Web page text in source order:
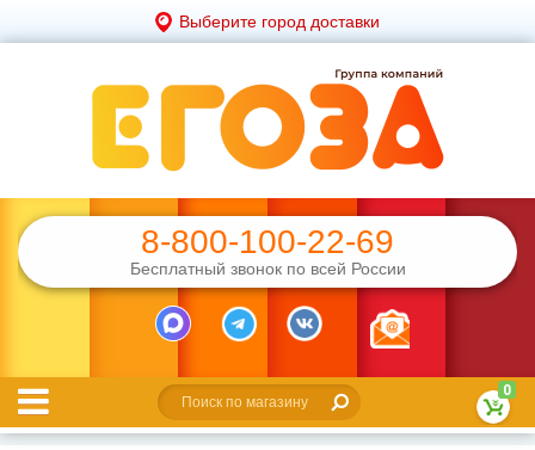
Выберите город доставки
8-800-100-22-69
Бесплатный звонок по всей России
0